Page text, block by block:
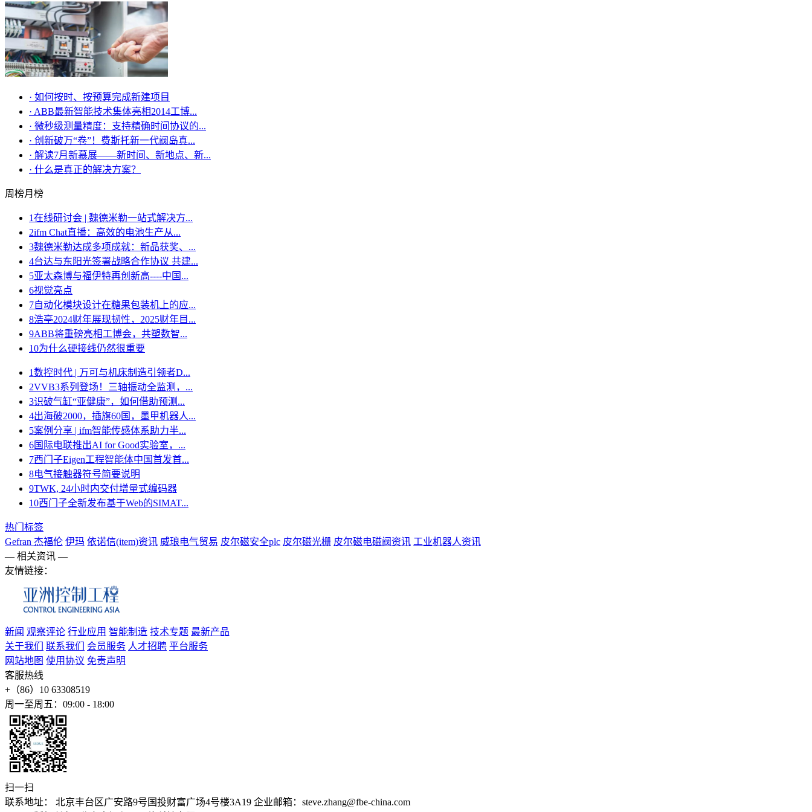
· 如何按时、按预算完成新建项目
· ABB最新智能技术集体亮相2014工博...
· 微秒级测量精度：支持精确时间协议的...
· 创新破万“卷”！费斯托新一代阀岛真...
· 解读7月新慕展——新时间、新地点、新...
· 什么是真正的解决方案？
周榜月榜
1在线研讨会 | 魏德米勒一站式解决方...
2ifm Chat直播：高效的电池生产从...
3魏德米勒达成多项成就：新品获奖、...
4台达与东阳光签署战略合作协议 共建...
5亚太森博与福伊特再创新高----中国...
6视觉亮点
7自动化模块设计在糖果包装机上的应...
8浩亭2024财年展现韧性，2025财年目...
9ABB将重磅亮相工博会，共塑数智...
10为什么硬接线仍然很重要
1数控时代 | 万可与机床制造引领者D...
2VVB3系列登场！三轴振动全监测，...
3识破气缸“亚健康”，如何借助预测...
4出海破2000，插旗60国，墨甲机器人...
5案例分享 | ifm智能传感体系助力半...
6国际电联推出AI for Good实验室，...
7西门子Eigen工程智能体中国首发首...
8电气接触器符号简要说明
9TWK, 24小时内交付增量式编码器
10西门子全新发布基于Web的SIMAT...
热门标签
Gefran 杰福伦 伊玛 依诺信(item)资讯 威琅电气贸易 皮尔磁安全plc 皮尔磁光栅 皮尔磁电磁阀资讯 工业机器人资讯
— 相关资讯 —
友情链接：
新闻 观察评论 行业应用 智能制造 技术专题 最新产品
关于我们
联系我们 会员服务 人才招聘 平台服务
网站地图 使用协议 免责声明
客服热线
+（86）10 63308519
周一至周五：09:00 - 18:00
扫一扫
联系地址： 北京丰台区广安路9号国投财富广场4号楼3A19 企业邮箱：steve.zhang@fbe-china.com